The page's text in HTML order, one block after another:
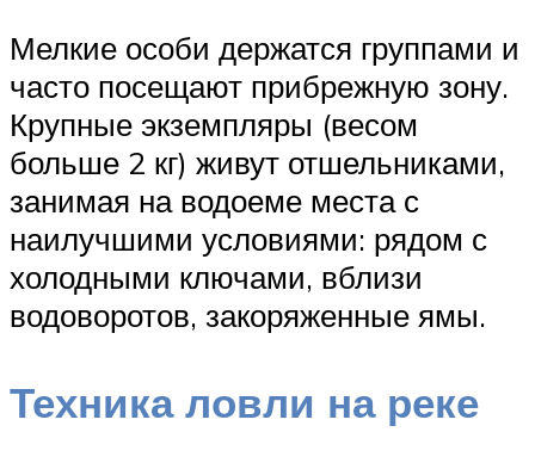
Мелкие особи держатся группами и
часто посещают прибрежную зону.
Крупные экземпляры (весом
больше 2 кг) живут отшельниками,
занимая на водоеме места с
наилучшими условиями: рядом с
холодными ключами, вблизи
водоворотов, закоряженные ямы.
Техника ловли на реке